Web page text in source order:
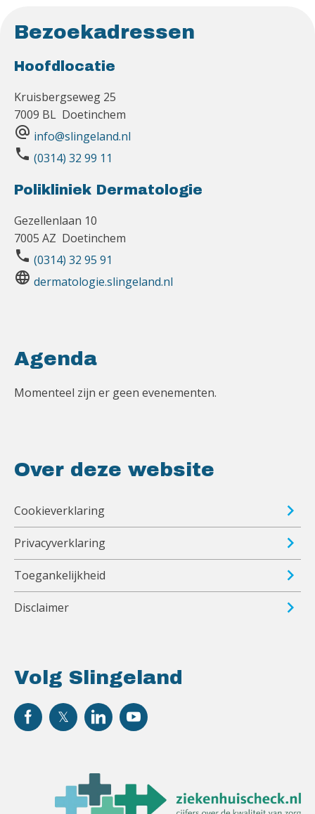
Bezoekadressen
Hoofdlocatie
Kruisbergseweg 25
7009 BL Doetinchem
alternate_email info@slingeland.nl
phone (0314) 32 99 11
Polikliniek Dermatologie
Gezellenlaan 10
7005 AZ Doetinchem
phone (0314) 32 95 91
language dermatologie.slingeland.nl
Volg Slingeland
Agenda
Momenteel zijn er geen evenementen.
Over deze website
Cookieverklaring
Privacyverklaring
Toegankelijkheid
Disclaimer